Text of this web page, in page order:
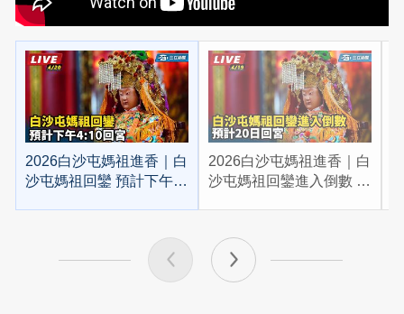
2026白沙屯媽祖進香｜白
沙屯媽祖回鑾 預計下午
2026白沙屯媽祖進香｜白
沙屯媽祖回鑾進入倒數 預